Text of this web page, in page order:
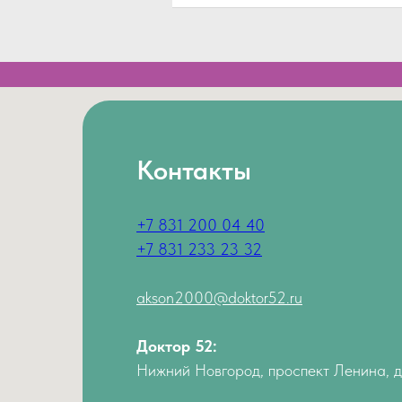
Контакты
+7 831 200 04 40
+7 831 233 23 32
akson2000@doktor52.ru
Доктор 52:
Нижний Новгород, проспект Ленина,